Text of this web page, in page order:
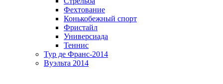
Фехтование
Конькобежный спорт
Фристайл
Универсиада
Теннис
Тур де Франс-2014
Вуэльта 2014